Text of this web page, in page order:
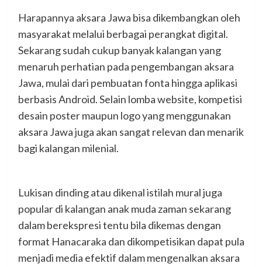
Harapannya aksara Jawa bisa dikembangkan oleh
masyarakat melalui berbagai perangkat digital.
Sekarang sudah cukup banyak kalangan yang
menaruh perhatian pada pengembangan aksara
Jawa, mulai dari pembuatan fonta hingga aplikasi
berbasis Android. Selain lomba website, kompetisi
desain poster maupun logo yang menggunakan
aksara Jawa juga akan sangat relevan dan menarik
bagi kalangan milenial.
Lukisan dinding atau dikenal istilah mural juga
popular di kalangan anak muda zaman sekarang
dalam berekspresi tentu bila dikemas dengan
format Hanacaraka dan dikompetisikan dapat pula
menjadi media efektif dalam mengenalkan aksara